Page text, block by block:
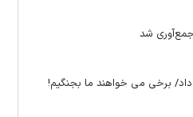
برخی می خواهند ما بجنگیم!